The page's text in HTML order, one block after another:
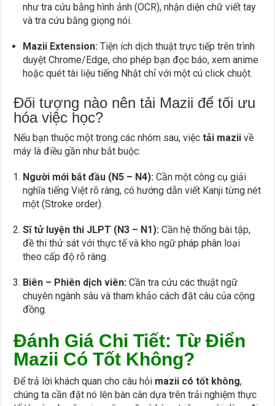
như tra cứu bằng hình ảnh (OCR), nhận diện chữ viết tay
và tra cứu bằng giọng nói.
Mazii Extension: Tiện ích dịch thuật trực tiếp trên trình
duyệt Chrome/Edge, cho phép bạn đọc báo, xem anime
hoặc quét tài liệu tiếng Nhật chỉ với một cú click chuột.
Đối tượng nào nên tải Mazii để tối ưu
hóa việc học?
Nếu bạn thuộc một trong các nhóm sau, việctải mazii về
máy là điều gần như bắt buộc:
Người mới bắt đầu (N5 – N4): Cần một công cụ giải
nghĩa tiếng Việt rõ ràng, có hướng dẫn viết Kanji từng nét
một (Stroke order).
Sĩ tử luyện thi JLPT (N3 – N1): Cần hệ thống bài tập,
đề thi thử sát với thực tế và kho ngữ pháp phân loại
theo cấp độ rõ ràng.
Biên – Phiên dịch viên: Cần tra cứu các thuật ngữ
chuyên ngành sâu và tham khảo cách đặt câu của cộng
đồng.
Đánh Giá Chi Tiết: Từ Điển
Mazii Có Tốt Không?
Để trả lời khách quan cho câu hỏi mazii có tốt không,
chúng ta cần đặt nó lên bàn cân dựa trên trải nghiệm thực